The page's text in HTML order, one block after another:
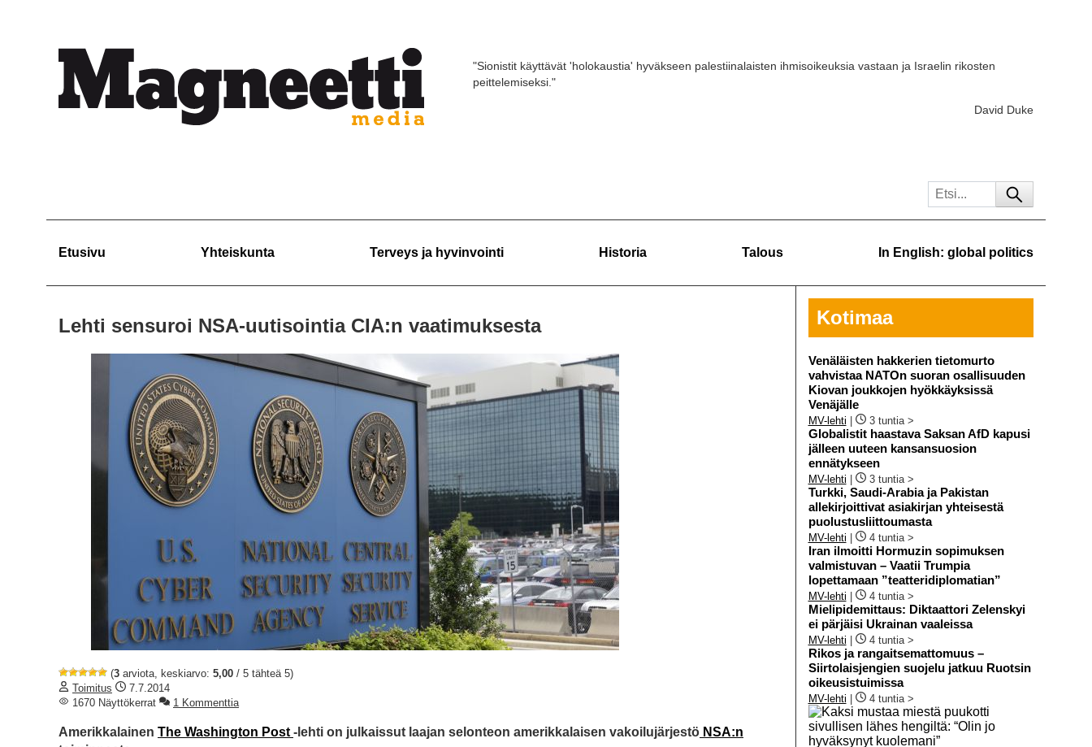
"Sionistit käyttävät 'holokaustia' hyväkseen palestiinalaisten ihmisoikeuksia vastaan ja Israelin rikosten
peittelemiseksi."
David Duke
Etusivu Yhteiskunta Terveys ja hyvinvointi Historia Talous In English: global politics
Lehti sensuroi NSA-uutisointia CIA:n vaatimuksesta
(3 arviota, keskiarvo: 5,00 / 5 tähteä 5)
Toimitus
7.7.2014
1670 Näyttökerrat
1 Kommenttia
Amerikkalainen The Washington Post -lehti on julkaissut laajan selonteon amerikkalaisen vakoilujärjestö NSA:n
Kotimaa
Venäläisten hakkerien tietomurto
vahvistaa NATOn suoran osallisuuden
Kiovan joukkojen hyökkäyksissä
Venäjälle
MV-lehti 3 tuntia >
Globalistit haastava Saksan AfD kapusi
jälleen uuteen kansansuosion
ennätykseen
MV-lehti 3 tuntia >
Turkki, Saudi-Arabia ja Pakistan
allekirjoittivat asiakirjan yhteisestä
puolustusliittoumasta
MV-lehti 4 tuntia >
Iran ilmoitti Hormuzin sopimuksen
valmistuvan – Vaatii Trumpia
lopettamaan ”teatteridiplomatian”
MV-lehti 4 tuntia >
Mielipidemittaus: Diktaattori Zelenskyi
ei pärjäisi Ukrainan vaaleissa
MV-lehti 4 tuntia >
Rikos ja rangaitsemattomuus –
Siirtolaisjengien suojelu jatkuu Ruotsin
oikeusistuimissa
MV-lehti 4 tuntia >